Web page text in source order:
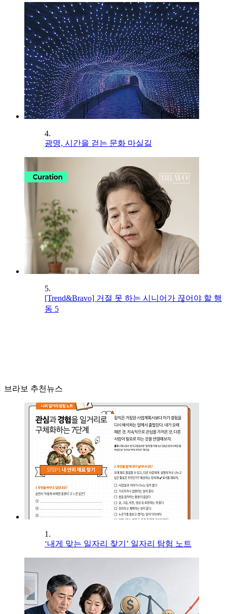
4.
광명, 시간을 걷는 문화 마실길
5.
[Trend&Bravo] 거절 못 하는 시니어가 끊어야 할 행
동 5
브라보 추천뉴스
1.
‘내게 맞는 일자리 찾기’ 일자리 탐험 노트